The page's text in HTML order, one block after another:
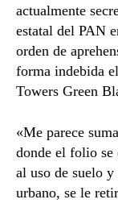
actualmente
estatal del PAN
orden de
forma indebida
Towers Green
«Me parece
donde el folio se
al uso de suelo
urbano, se le